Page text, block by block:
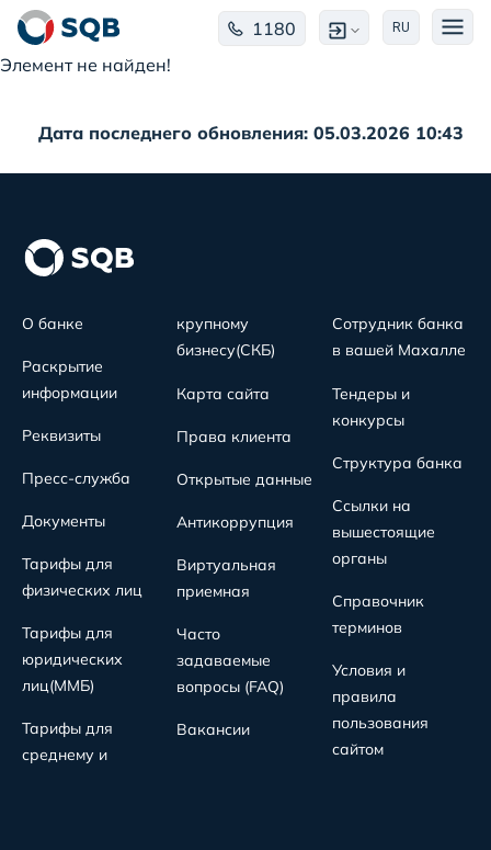
1180 RU
Элемент не найден!
Дата последнего обновления: 05.03.2026 10:43
О банке
Раскрытие
информации
Реквизиты
Пресс-служба
Документы
Тарифы для
физических лиц
Тарифы для
юридических
лиц(MMБ)
Тарифы для
среднему и
крупному
бизнесу(СКБ)
Карта сайта
Права клиента
Открытые данные
Антикоррупция
Виртуальная
приемная
Часто
задаваемые
вопросы (FAQ)
Вакансии
Сотрудник банка
в вашей Махалле
Тендеры и
конкурсы
Структура банка
Ссылки на
вышестоящие
органы
Справочник
терминов
Условия и
правила
пользования
сайтом